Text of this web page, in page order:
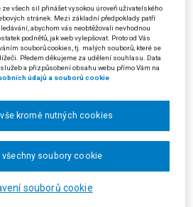
rozhoduje s konečnou platností. Podle
ještě nezasahuje do práv a povinností
být dotčena až finálním rozhodnutím, které
a povinnosti“. Uzavřel, že rozhodnutí o
pochybnostech o tom, zda pozemky jsou
fondu, je úkonem správního orgánu
70 písm. b) s. ř. s., který je ze soudního
odst. 1 písm. a) s. ř. s. Vytýkal soudu
Nejedná se totiž o rozhodnutí předběžně
všech sil přinášet vysokou úroveň uživatelského
stránek. Mezi základní předpoklady patří
abychom vás neobtěžovali nevhodnou
podnětů, jak web vylepšovat. Proto od Vás
souborů cookies, tj. malých souborů, které se
Předem děkujeme za udělení souhlasu. Data
a přizpůsobení obsahu webu přímo Vám na
údajů a souborů cookie
souborů cookie
kromě nutných cookies
všechny soubory cookie